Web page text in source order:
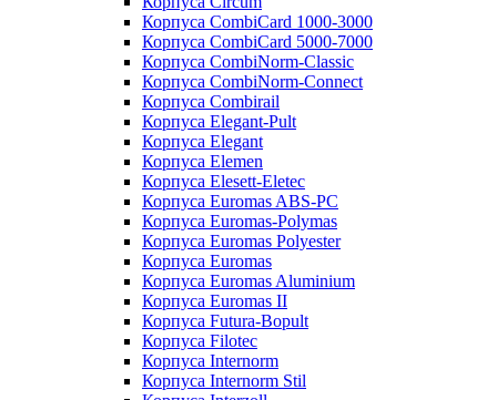
Корпуса CombiCard 1000-3000
Корпуса CombiCard 5000-7000
Корпуса CombiNorm-Classic
Корпуса CombiNorm-Connect
Корпуса Combirail
Корпуса Elegant-Pult
Корпуса Elegant
Корпуса Elemen
Корпуса Elesett-Eletec
Корпуса Euromas ABS-PC
Корпуса Euromas-Polymas
Корпуса Euromas Polyester
Корпуса Euromas
Корпуса Euromas Aluminium
Корпуса Euromas II
Корпуса Futura-Bopult
Корпуса Filotec
Корпуса Internorm
Корпуса Internorm Stil